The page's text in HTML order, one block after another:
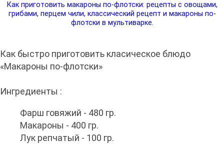
Как приготовить макароны по-флотски: рецепты с овощами,
грибами, перцем чили, классический рецепт и макароны по-
флотски в мультиварке.
Как быстро приготовить класическое блюдо
«Макароны по-флотски»
Ингредиенты :
Фарш говяжий - 480 гр.
Макароны - 400 гр.
Лук репчатый - 100 гр.